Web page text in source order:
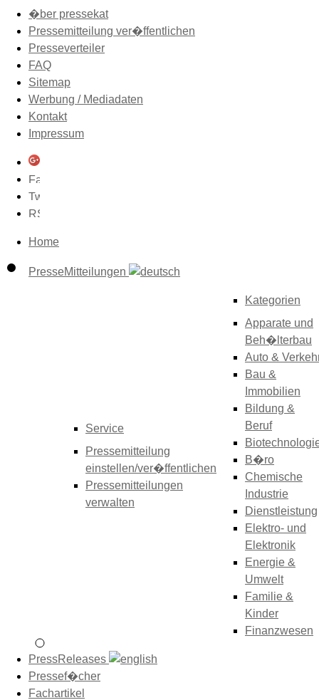
�ber pressekat
Pressemitteilung ver�ffentlichen
Presseverteiler
FAQ
Sitemap
Werbung / Mediadaten
Kontakt
Impressum
Home
PresseMitteilungen
Service
Pressemitteilung
einstellen/ver�ffentlichen
Pressemitteilungen
verwalten
Kategorien
Apparate und
Beh�lterbau
Auto &
Bau &
Immobilien
Bildung &
Beruf
B�ro
Chemische
Industrie
Dienstleistung
Elektro- und
Elektronik
Energie &
Umwelt
Familie &
Kinder
Finanzwesen
PressReleases
Pressef�cher
Fachartikel